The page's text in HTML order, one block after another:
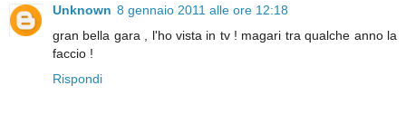
Unknown 8 gennaio 2011 alle ore 12:18
gran bella gara , l'ho vista in tv ! magari tra qualche anno la
faccio !
Rispondi